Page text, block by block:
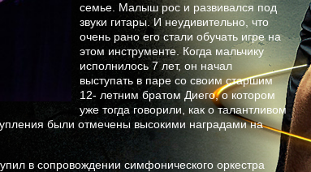
семье. Малыш рос и развивался под
звуки гитары. И неудивительно, что
очень рано его стали обучать игре на
этом инструменте. Когда мальчику
исполнилось 7 лет, он начал
выступать в паре со своим старшим
12- летним братом Диего, о котором
уже тогда говорили, как о талантливом
были отмечены высокими наградами на
в сопровождении симфонического оркестра